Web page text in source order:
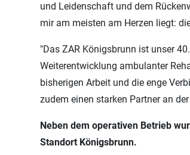
und Leidenschaft und dem
mir am meisten am Herzen liegt:
"Das ZAR Königsbrunn ist unser
Weiterentwicklung ambulanter
bisherigen Arbeit und die enge
zudem einen starken Partner an
Neben dem operativen Betrieb
Standort Königsbrunn.